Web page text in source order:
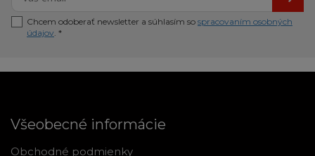
Chcem odoberať newsletter a súhlasím so spracovaním osobných
údajov . *
Všeobecné informácie
Obchodné podmienky